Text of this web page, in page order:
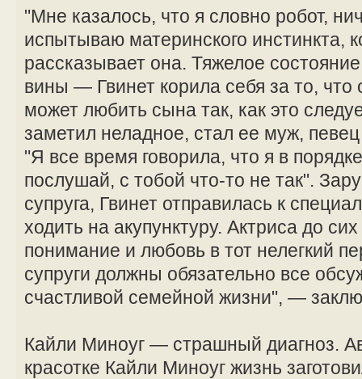
"Мне казалось, что я словно робот,
испытываю материнского инстинкта,
рассказывает она. Тяжелое
вины — Гвинет корила себя за то, что
может любить сына так, как это
заметил неладное, стал ее муж,
"Я все время говорила, что я в
послушай, с тобой что-то не так".
супруга, Гвинет отправилась к
ходить на акупунктуру. Актриса до
понимание и любовь в тот нелегкий
супруги должны обязательно все
счастливой семейной жизни", —
Кайли Миноуг — страшный диагноз.
красотке Кайли Миноуг жизнь